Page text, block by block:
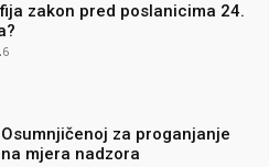
zakon pred poslanicima 24.
za proganjanje
mjera nadzora